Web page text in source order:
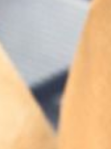
właściciele firm